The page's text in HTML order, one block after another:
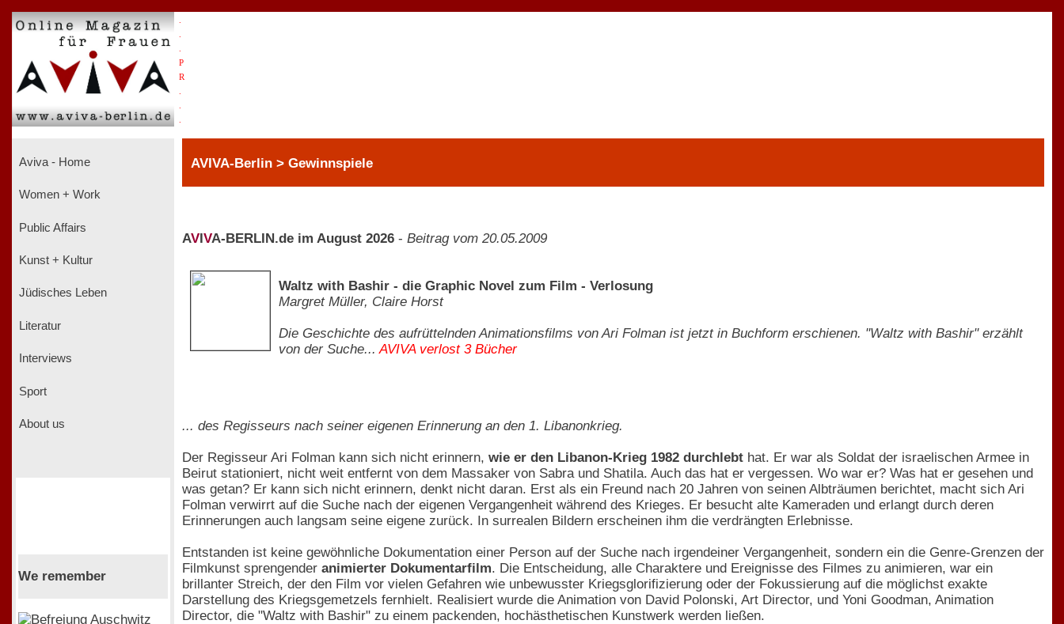
P
R
Aviva - Home
Women + Work
Public Affairs
Kunst + Kultur
Jüdisches Leben
Literatur
Interviews
Sport
About us
We remember
AVIVA-Berlin > Gewinnspiele
AV VA-BERLIN.de im August 2026 - Beitrag vom 20.05.2009
Waltz with Bashir - die Graphic Novel zum Film - Verlosung
Margret Müller, Claire Horst
Die Geschichte des aufrüttelnden Animationsfilms von Ari Folman ist jetzt in Buchform erschienen. "Waltz with Bashir" erzählt
von der Suche...AVIVA verlost 3 Bücher
... des Regisseurs nach seiner eigenen Erinnerung an den 1. Libanonkrieg.
Der Regisseur Ari Folman kann sich nicht erinnern, wie er den Libanon-Krieg 1982 durchlebt hat. Er war als Soldat der israelischen Armee in
Beirut stationiert, nicht weit entfernt von dem Massaker von Sabra und Shatila. Auch das hat er vergessen. Wo war er? Was hat er gesehen und
was getan? Er kann sich nicht erinnern, denkt nicht daran. Erst als ein Freund nach 20 Jahren von seinen Albträumen berichtet, macht sich Ari
Folman verwirrt auf die Suche nach der eigenen Vergangenheit während des Krieges. Er besucht alte Kameraden und erlangt durch deren
Erinnerungen auch langsam seine eigene zurück. In surrealen Bildern erscheinen ihm die verdrängten Erlebnisse.
Entstanden ist keine gewöhnliche Dokumentation einer Person auf der Suche nach irgendeiner Vergangenheit, sondern ein die Genre-Grenzen der
Filmkunst sprengender animierter Dokumentarfilm. Die Entscheidung, alle Charaktere und Ereignisse des Filmes zu animieren, war ein
brillanter Streich, der den Film vor vielen Gefahren wie unbewusster Kriegsglorifizierung oder der Fokussierung auf die möglichst exakte
Darstellung des Kriegsgemetzels fernhielt. Realisiert wurde die Animation von David Polonski, Art Director, und Yoni Goodman, Animation
Director, die "Waltz with Bashir" zu einem packenden, hochästhetischen Kunstwerk werden ließen.